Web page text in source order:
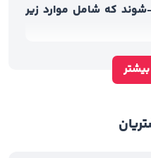
که شامل موارد زیر
مصنوعی: مانند ویسکوز،
از پارچه‌‌هایی با مواد